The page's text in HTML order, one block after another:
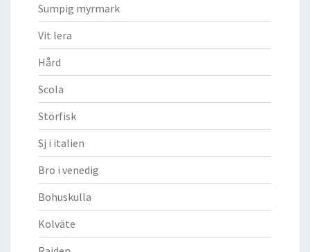
Sumpig myrmark
Vit lera
Hård
Scola
Störfisk
Sj i italien
Bro i venedig
Bohuskulla
Kolväte